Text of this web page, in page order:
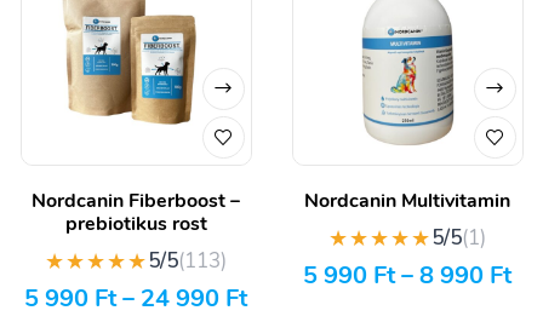
Nordcanin Fiberboost –
prebiotikus rost
★★★★★5/5(113)
5 990 Ft– 24 990 Ft
Nordcanin Multivitamin
★★★★★5/5(1)
5 990 Ft–8 990 Ft